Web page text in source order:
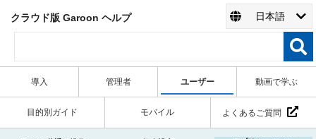
クラウド版 Garoon ヘルプ 日本語
導入 管理者 ユーザー 動画で学ぶ
目的別ガイド モバイル よくあるご質問